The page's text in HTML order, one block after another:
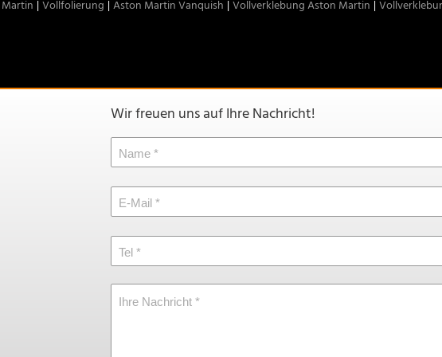
Vollfolierung Aston Martin Vanquish Vollverklebung Aston Martin
Wir freuen uns auf Ihre Nachricht!
Name
E-Mail
Tel
Ihre Nachricht